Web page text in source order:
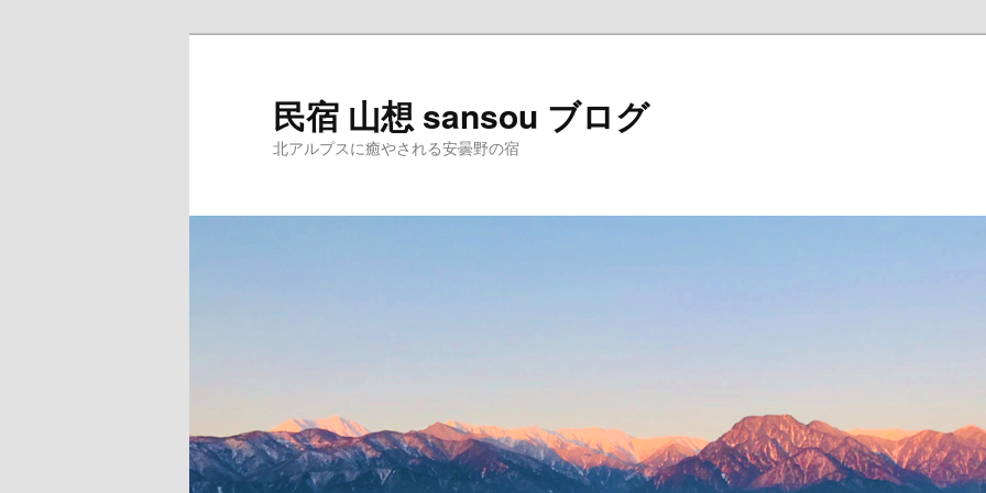
民宿 山想 sansou ブログ
北アルプスに癒やされる安曇野の宿